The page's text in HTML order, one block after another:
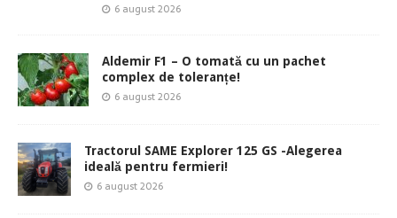
6 august 2026
Aldemir F1 – O tomată cu un pachet
complex de toleranțe!
6 august 2026
Tractorul SAME Explorer 125 GS -Alegerea
ideală pentru fermieri!
6 august 2026